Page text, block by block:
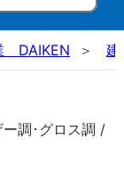
DAIKEN 建
調･グロス調 /